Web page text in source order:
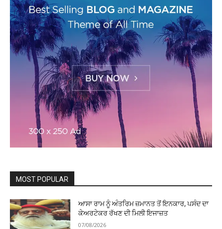
MOST POPULAR
ਆਸਾ ਰਾਮ ਨੂੰ ਅੰਤਰਿਮ ਜ਼ਮਾਨਤ ਤੋਂ ਇਨਕਾਰ, ਪਸੰਦ ਦਾ
ਕੇਅਰਟੇਕਰ ਰੱਖਣ ਦੀ ਮਿਲੀ ਇਜਾਜ਼ਤ
07/08/2026